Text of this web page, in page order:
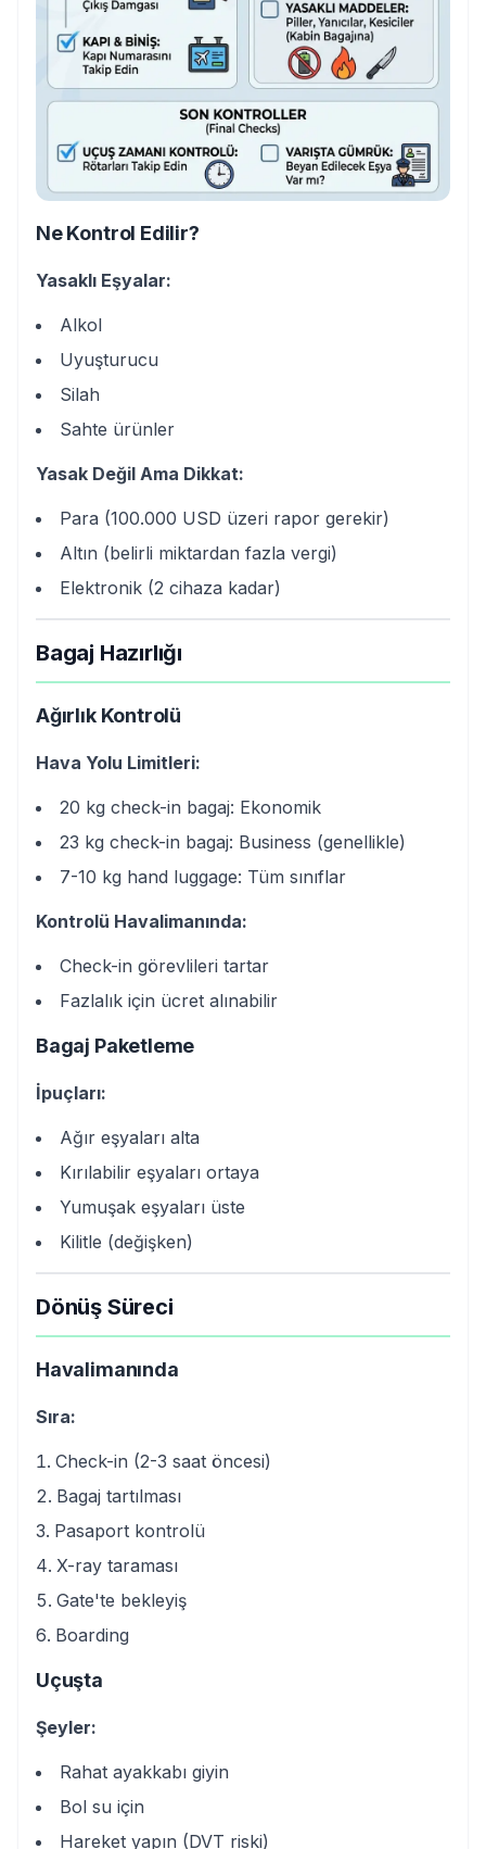
Ne Kontrol Edilir?
Yasaklı Eşyalar:
Alkol
Uyuşturucu
Silah
Sahte ürünler
Yasak Değil Ama Dikkat:
Para (100.000 USD üzeri rapor gerekir)
Altın (belirli miktardan fazla vergi)
Elektronik (2 cihaza kadar)
Bagaj Hazırlığı
Ağırlık Kontrolü
Hava Yolu Limitleri:
20 kg check-in bagaj: Ekonomik
23 kg check-in bagaj: Business (genellikle)
7-10 kg hand luggage: Tüm sınıflar
Kontrolü Havalimanında:
Check-in görevlileri tartar
Fazlalık için ücret alınabilir
Bagaj Paketleme
İpuçları:
Ağır eşyaları alta
Kırılabilir eşyaları ortaya
Yumuşak eşyaları üste
Kilitle (değişken)
Dönüş Süreci
Havalimanında
Sıra:
Check-in (2-3 saat öncesi)
Bagaj tartılması
Pasaport kontrolü
X-ray taraması
Gate'te bekleyiş
Boarding
Uçuşta
Şeyler:
Rahat ayakkabı giyin
Bol su için
Hareket yapın (DVT riski)